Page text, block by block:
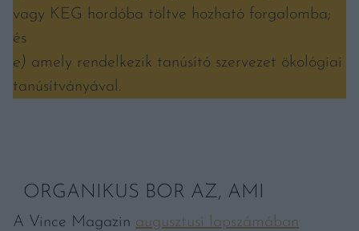
vagy KEG hordóba töltve hozható forgalomba;
és
e) amely rendelkezik tanúsító szervezet ökológiai
tanúsítványával.
ORGANIKUS BOR AZ, AMI
A Vince Magazin augusztusi lapszámában